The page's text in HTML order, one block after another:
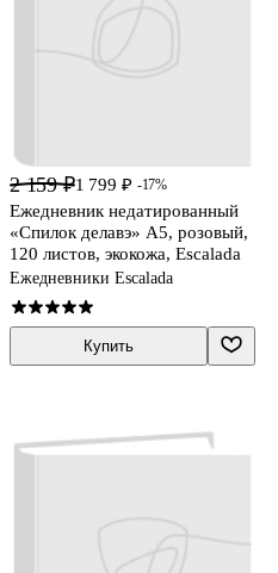
2 159 ₽1 799 ₽ -17%
Ежедневник недатированный
«Спилок делавэ» А5, розовый,
120 листов, экокожа, Escalada
Ежедневники Escalada
Купить